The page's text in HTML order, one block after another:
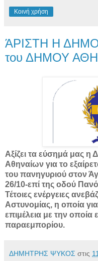
Κοινή χρήση
ΆΡΙΣΤΗ Η
του ΔΗΜΟΥ
Αξίζει τα εύσημά μας η
Αθηναίων για το
του πανηγυριού στον
26/10-επί της οδού
Τέτοιες ενέργειες
Αστυνομίας, η οποία
επιμέλεια με την οποία
παραεμπορίου.
ΔΗΜΗΤΡΗΣ ΨΥΚΟΣ στις